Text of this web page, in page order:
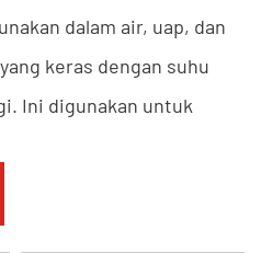
dalam air, uap, dan
keras dengan suhu
Ini digunakan untuk
pemanas, lubang got,
suhu tinggi, dll. Ia